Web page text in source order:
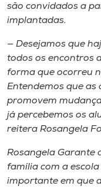
são convidados a
implantadas.
— Desejamos que
todos os encontros
forma que ocorreu
Entendemos que as
promovem
já percebemos os
reitera Rosangela
Rosangela Garante
família com a
importante em que